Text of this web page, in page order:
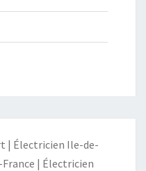
| Électricien Ile-de-
| Électricien